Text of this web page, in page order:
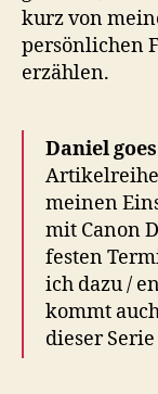
kurz von
persönlichen
erzählen.
Daniel
meinen
mit Canon
festen
ich dazu /
kommt
dieser